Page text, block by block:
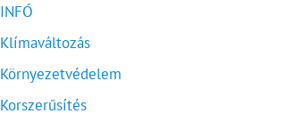
INFÓ
Klímaváltozás
Környezetvédelem
Korszerűsítés